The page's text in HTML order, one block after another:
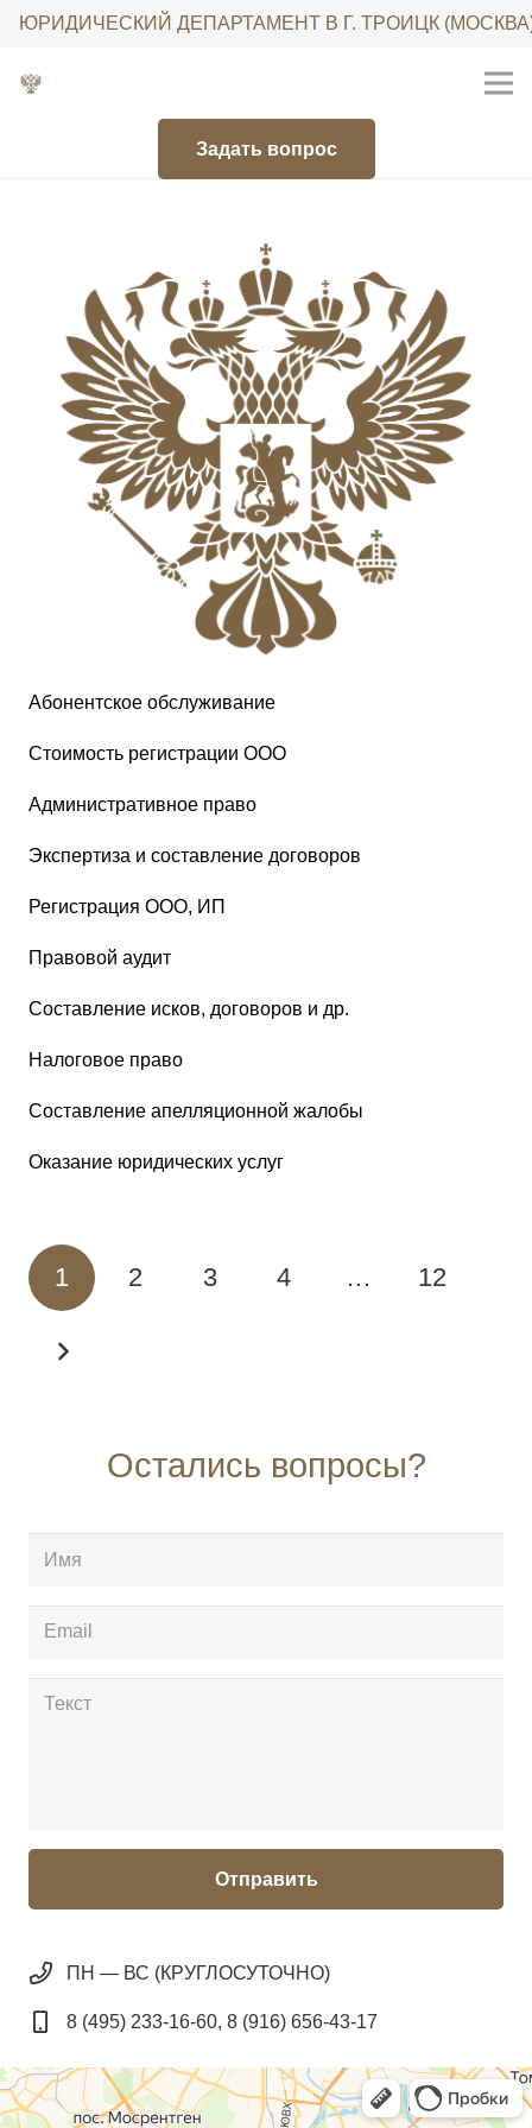
ЮРИДИЧЕСКИЙ ДЕПАРТАМЕНТ В Г. ТРОИЦК
Задать вопрос
Абонентское обслуживание
Стоимость регистрации ООО
Административное право
Экспертиза и составление договоров
Регистрация ООО, ИП
Правовой аудит
Составление исков, договоров и др.
Налоговое право
Cоставление апелляционной жалобы
Оказание юридических услуг
1 2 3 4 … 12
Остались вопросы?
Отправить
ПН — ВС (КРУГЛОСУТОЧНО)
8 (495) 233-16-60, 8 (916) 656-43-17